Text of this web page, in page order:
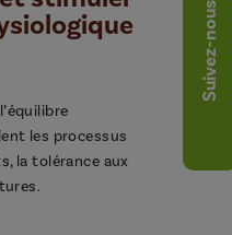
les processus
la tolérance aux
Suivez-nous